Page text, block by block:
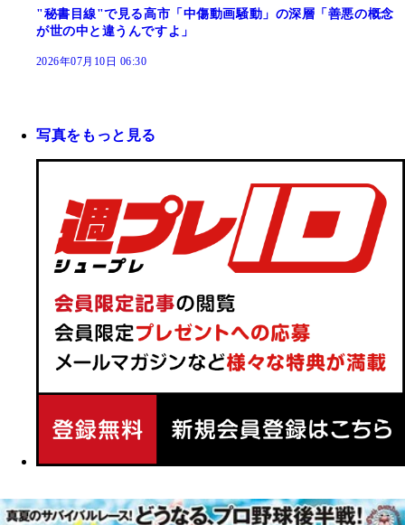
"秘書目線"で見る高市「中傷動画騒動」の深層「善悪の概念
が世の中と違うんですよ」
2026年07月10日 06:30
写真をもっと見る